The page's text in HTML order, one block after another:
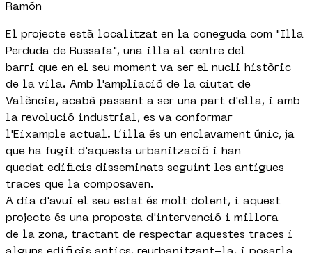
Ramón
El projecte està localitzat en la coneguda com "Illa
Perduda de Russafa", una illa al centre del
barri que en el seu moment va ser el nucli històric
de la vila. Amb l'ampliació de la ciutat de
València, acabà passant a ser una part d'ella, i amb
la revolució industrial, es va conformar
l'Eixample actual. L’illa és un enclavament únic, ja
que ha fugit d'aquesta urbanització i han
quedat edificis disseminats seguint les antigues
traces que la composaven.
A dia d'avui el seu estat és molt dolent, i aquest
projecte és una proposta d'intervenció i millora
de la zona, tractant de respectar aquestes traces i